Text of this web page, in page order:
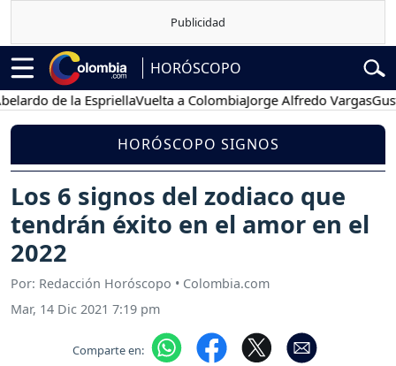
HORÓSCOPO
de la EspriellaVuelta a ColombiaJorge Alfredo VargasGustavo
HORÓSCOPO SIGNOS
Los 6 signos del zodiaco que
tendrán éxito en el amor en el
2022
Por: Redacción Horóscopo • Colombia.com
Mar, 14 Dic 2021 7:19 pm
Comparte en: